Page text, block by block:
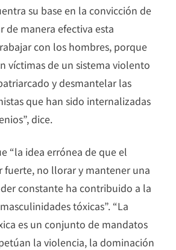
su base en la convicción de
de manera efectiva esta
con los hombres, porque
víctimas de un sistema violento
y desmantelar las
que han sido internalizadas
dice.
“la idea errónea de que el
fuerte, no llorar y mantener una
constante ha contribuido a la
tóxicas”. “La
es un conjunto de mandatos
la violencia, la dominación